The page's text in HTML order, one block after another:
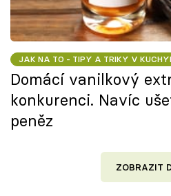
JAK NA TO - TIPY A TRIKY V
Domácí vanilkový
konkurenci. Navíc
peněz
ZOBRAZIT